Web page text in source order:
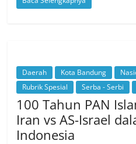
Daerah Kota Bandung
Rubrik Spesial
Serba - Serbi
100 Tahun PAN
Iran vs AS-Israel
Indonesia